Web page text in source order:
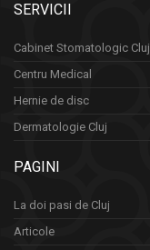
SERVICII
Cabinet Stomatologic Cluj
Centru Medical
Hernie de disc
Dermatologie Cluj
PAGINI
La doi pasi de Cluj
Articole